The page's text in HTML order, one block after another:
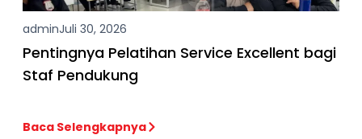
adminJuli 30, 2026
Pentingnya Pelatihan Service Excellent bagi
Staf Pendukung
Baca Selengkapnya